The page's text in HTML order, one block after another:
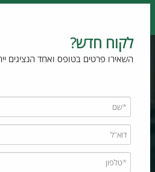
לקוח חדש?
השאירו פרטים בטופס ואחד הנציגים